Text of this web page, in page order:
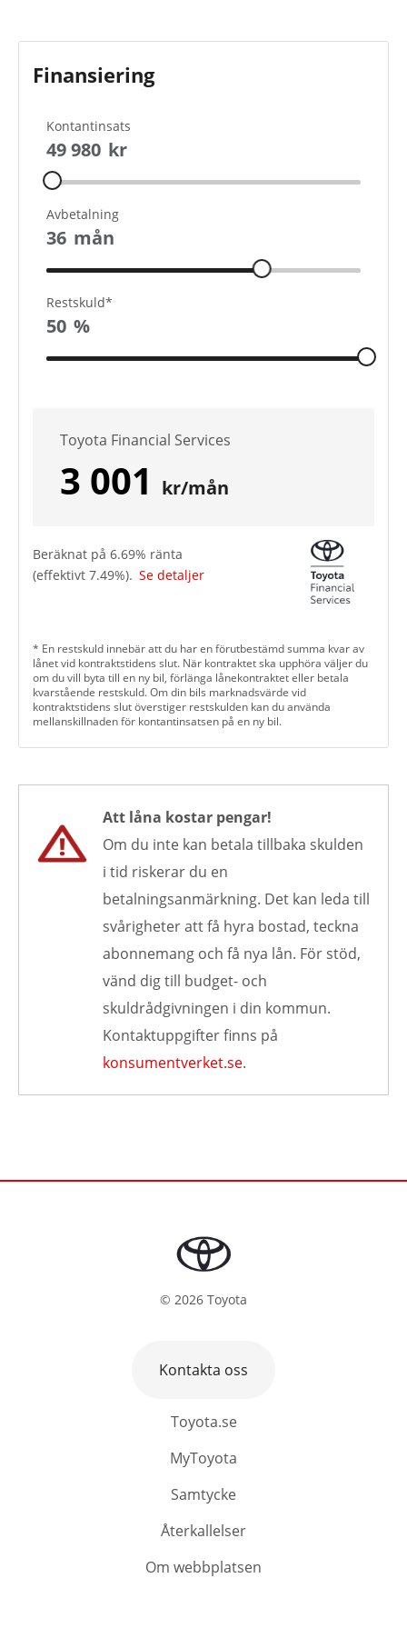
Finansiering
Kontantinsats
49 980 kr
Avbetalning
36 mån
Restskuld*
50 %
Toyota Financial Services
3 001 kr/mån
Beräknat på 6.69% ränta
(effektivt 7.49%). Se detaljer
* En restskuld innebär att du har en förutbestämd summa kvar av
lånet vid kontraktstidens slut. När kontraktet ska upphöra väljer du
om du vill byta till en ny bil, förlänga lånekontraktet eller betala
kvarstående restskuld. Om din bils marknadsvärde vid
kontraktstidens slut överstiger restskulden kan du använda
mellanskillnaden för kontantinsatsen på en ny bil.
Att låna kostar pengar!
Om du inte kan betala tillbaka skulden
i tid riskerar du en
betalningsanmärkning. Det kan leda till
svårigheter att få hyra bostad, teckna
abonnemang och få nya lån. För stöd,
vänd dig till budget- och
skuldrådgivningen i din kommun.
Kontaktuppgifter finns på
konsumentverket.se.
© 2026 Toyota
Toyota.se
MyToyota
Samtycke
Återkallelser
Om webbplatsen
Kontakta oss